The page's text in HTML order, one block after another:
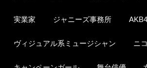
実業家 ジャニーズ事務所
ヴィジュアル系ミュージシャン ニ